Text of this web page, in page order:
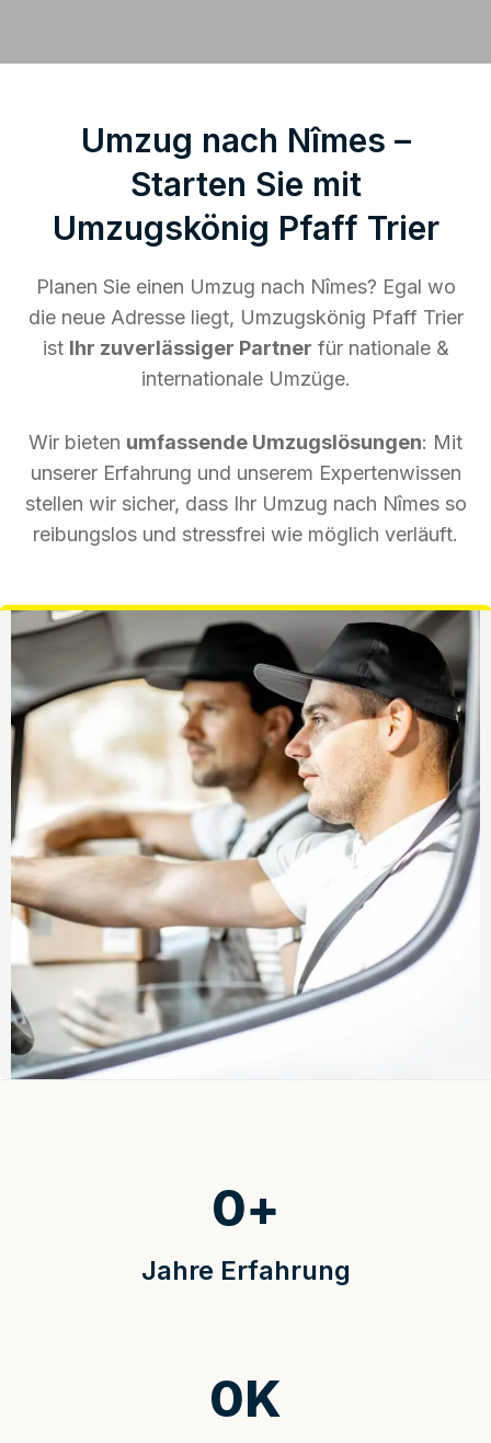
Umzug nach Nîmes –
Starten Sie mit
Umzugskönig Pfaff Trier
Planen Sie einen Umzug nach Nîmes? Egal wo
die neue Adresse liegt, Umzugskönig Pfaff Trier
ist Ihr zuverlässiger Partner für nationale &
internationale Umzüge.
Wir bieten umfassende Umzugslösungen: Mit
unserer Erfahrung und unserem Expertenwissen
stellen wir sicher, dass Ihr Umzug nach Nîmes so
reibungslos und stressfrei wie möglich verläuft.
Jahre Erfahrung
0+
0K